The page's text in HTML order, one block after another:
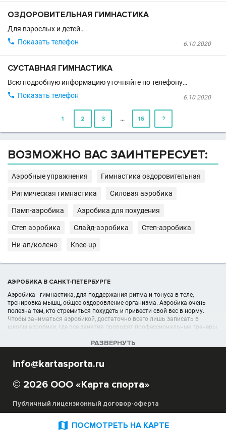
ОЗДОРОВИТЕЛЬНАЯ ГИМНАСТИКА
Для взрослых и детей…
6.10.2020
 Показать телефон
СУСТАВНАЯ ГИМНАСТИКА
Всю подробную информацию уточняйте по телефону…
6.10.2020
 Показать телефон
1 2 3 … 16 
ВОЗМОЖНО ВАС ЗАИНТЕРЕСУЕТ:
Аэробные упражнения Гимнастика оздоровительная
Ритмическая гимнастика Силовая аэробика
Памп-аэробика Аэробика для похудения
Степ аэробика Слайд-аэробика Степ-аэробика
Ни-ап/колено Knee-up
АЭРОБИКА В САНКТ-ПЕТЕРБУРГЕ
Аэробика - гимнастика, для поддержания ритма и тонуса в теле,
тренировка мышц, общее оздоровление организма. Аэробика очень
полезна тем, кто стремиться похудеть и привести свой вес в норму.
Чтобы заниматься аэробикой, достаточно всего лишь записать в
школы аэробики, где все занятия проводят профессиональные тренеры,
ПЕТЕРБУРГЕ
полном объёме в данном каталоге спортивных организаций в Санкт-
Благодаря сайту Карта Спорта вы можете выбрать под свои
потребности и критерии необходимую школу аэробики, секцию. Для вас
предоставлены подробные адреса лучших мест для занятий аэробикой,
РАЗВЕРНУТЬ
 ПОСМОТРЕТЬ НА КАРТЕ
info@kartasporta.ru
© 2026 ООО «Карта спорта»
Публичный лицензионный договор-оферта